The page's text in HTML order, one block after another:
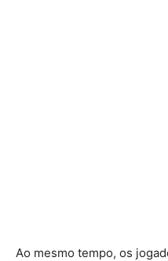
Ao mesmo tempo, os